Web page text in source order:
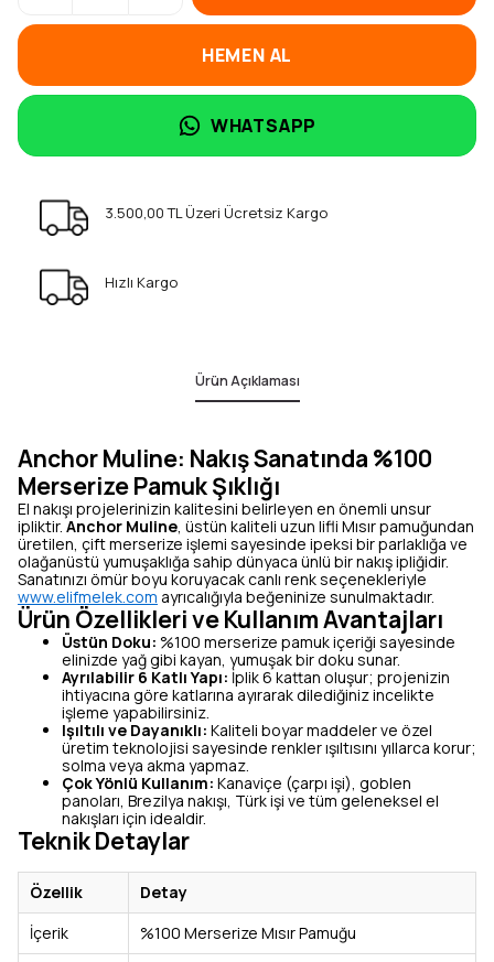
HEMEN AL
WHATSAPP
3.500,00 TL Üzeri Ücretsiz Kargo
Hızlı Kargo
Ürün Açıklaması
Anchor Muline: Nakış Sanatında %100
Merserize Pamuk Şıklığı
El nakışı projelerinizin kalitesini belirleyen en önemli unsur
ipliktir.Anchor Muline, üstün kaliteli uzun lifli Mısır pamuğundan
üretilen, çift merserize işlemi sayesinde ipeksi bir parlaklığa ve
olağanüstü yumuşaklığa sahip dünyaca ünlü bir nakış ipliğidir.
Sanatınızı ömür boyu koruyacak canlı renk seçenekleriyle
www.elifmelek.com ayrıcalığıyla beğeninize sunulmaktadır.
Ürün Özellikleri ve Kullanım Avantajları
Üstün Doku: %100 merserize pamuk içeriği sayesinde
elinizde yağ gibi kayan, yumuşak bir doku sunar.
Ayrılabilir 6 Katlı Yapı: İplik 6 kattan oluşur; projenizin
ihtiyacına göre katlarına ayırarak dilediğiniz incelikte
işleme yapabilirsiniz.
Işıltılı ve Dayanıklı: Kaliteli boyar maddeler ve özel
üretim teknolojisi sayesinde renkler ışıltısını yıllarca korur;
solma veya akma yapmaz.
Çok Yönlü Kullanım: Kanaviçe (çarpı işi), goblen
panoları, Brezilya nakışı, Türk işi ve tüm geleneksel el
nakışları için idealdir.
Teknik Detaylar
Özellik
Detay
İçerik
%100 Merserize Mısır Pamuğu